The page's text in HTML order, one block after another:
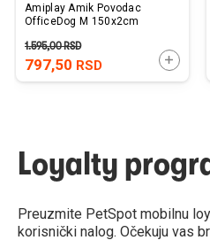
Amiplay Amik Povodac
OfficeDog M 150x2cm
797,50 RSD
1.595,00RSD
Loyalty
Preuzmite PetSpot mobilnu
korisnički nalog. Očekuju vas